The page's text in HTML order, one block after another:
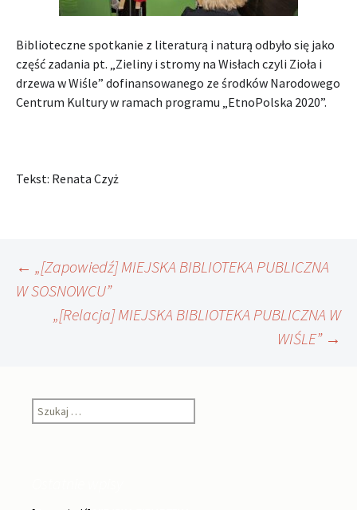
Biblioteczne spotkanie z literaturą i naturą odbyło się jako
część zadania pt. „Zieliny i stromy na Wisłach czyli Zioła i
drzewa w Wiśle” dofinansowanego ze środków Narodowego
Centrum Kultury w ramach programu „EtnoPolska 2020”.
Tekst: Renata Czyż
Nawigacja
wpisu
← „[Zapowiedź] MIEJSKA BIBLIOTEKA PUBLICZNA
W SOSNOWCU”
„[Relacja] MIEJSKA BIBLIOTEKA PUBLICZNA W
WIŚLE” →
Szukaj: